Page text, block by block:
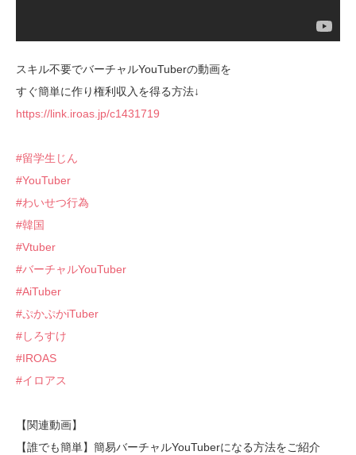
スキル不要でバーチャルYouTuberの動画を
すぐ簡単に作り権利収入を得る方法↓
https://link.iroas.jp/c1431719
#留学生じん
#YouTuber
#わいせつ行為
#韓国
#Vtuber
#バーチャルYouTuber
#AiTuber
#ぷかぷかiTuber
#しろすけ
#IROAS
#イロアス
【関連動画】
【誰でも簡単】簡易バーチャルYouTuberになる方法をご紹介